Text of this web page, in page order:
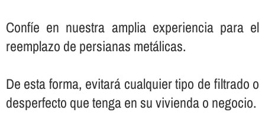
Confí­e en nuestra amplia experiencia para el
reemplazo de persianas metálicas.
De esta forma, evitará cualquier tipo de filtrado o
desperfecto que tenga en su vivienda o negocio.